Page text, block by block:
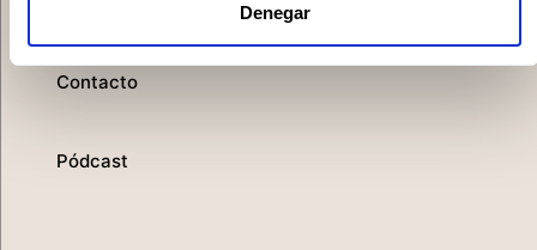
Denegar
Contacto
Pódcast